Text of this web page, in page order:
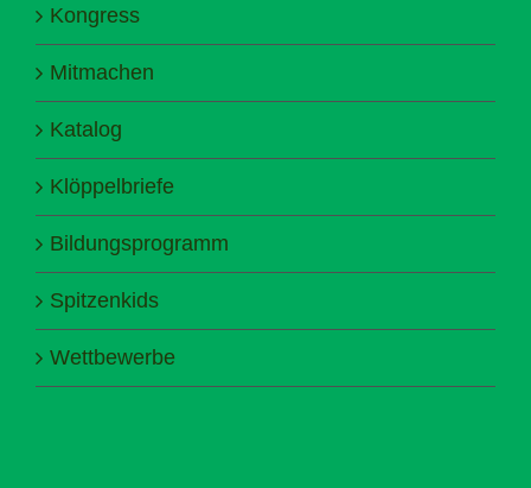
Kongress
Mitmachen
Katalog
Klöppelbriefe
Bildungsprogramm
Spitzenkids
Wettbewerbe